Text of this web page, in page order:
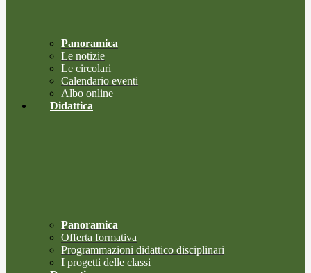
Panoramica
Le notizie
Le circolari
Calendario eventi
Albo online
Didattica
Panoramica
Offerta formativa
Programmazioni didattico disciplinari
I progetti delle classi